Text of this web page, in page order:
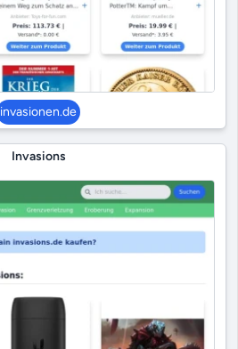
invasionen.de
Invasions